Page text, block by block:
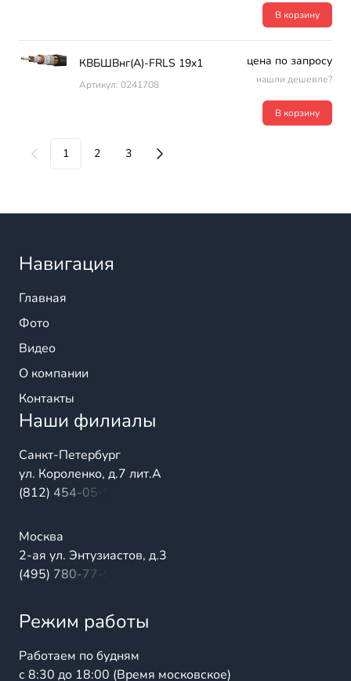
В корзину
КВБШВнг(А)-FRLS 19х1
Артикул: 0241708
цена по запросу
нашли дешевле?
В корзину
1 2 3
Навигация
Главная
Фото
Видео
О компании
Контакты
Наши филиалы
Санкт-Петербург
ул. Короленко, д.7 лит.А
(812) 454-05-54
Москва
2-ая ул. Энтузиастов, д.3
(495) 780-77-98
Режим работы
Работаем по будням
с 8:30 до 18:00 (Время московское)